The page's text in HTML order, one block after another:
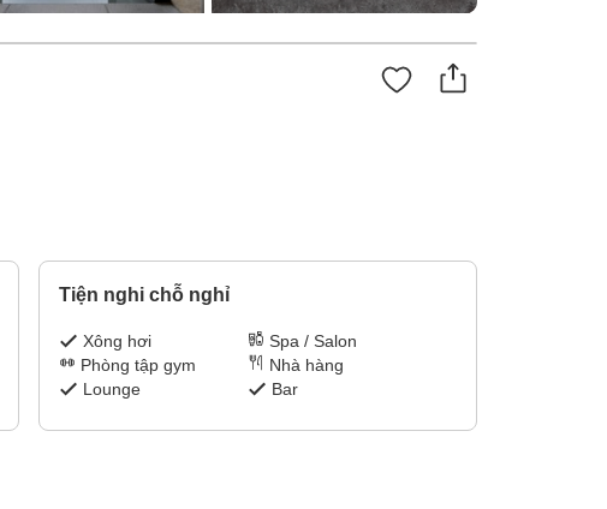
Tiện nghi chỗ nghỉ
Xông hơi
Spa / Salon
Phòng tập gym
Nhà hàng
Lounge
Bar